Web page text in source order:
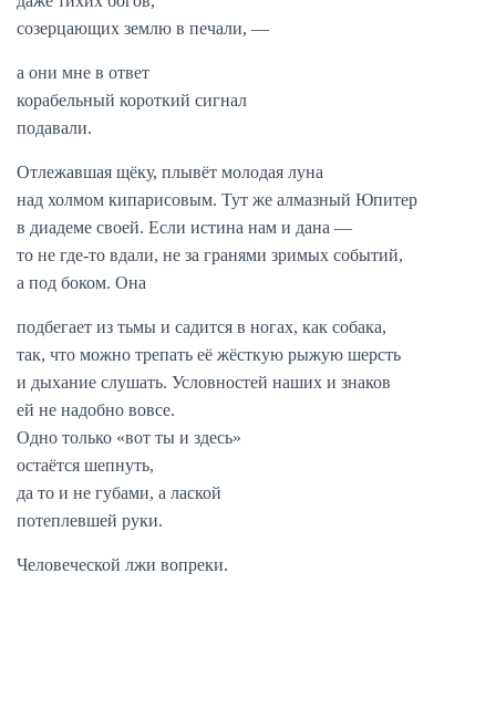
созерцающих землю в печали, —
а они мне в ответ
корабельный короткий сигнал
подавали.
Отлежавшая щёку, плывёт молодая луна
над холмом кипарисовым. Тут же алмазный Юпитер
в диадеме своей. Если истина нам и дана —
то не где-то вдали, не за гранями зримых событий,
а под боком. Она
подбегает из тьмы и садится в ногах, как собака,
так, что можно трепать её жёсткую рыжую шерсть
и дыхание слушать. Условностей наших и знаков
ей не надобно вовсе.
Одно только «вот ты и здесь»
остаётся шепнуть,
да то и не губами, а лаской
потеплевшей руки.
Человеческой лжи вопреки.